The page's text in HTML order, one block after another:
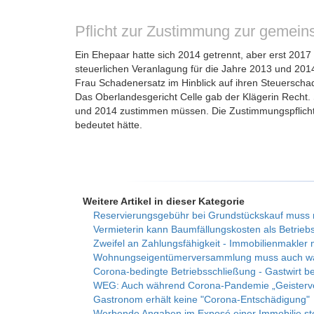
Pflicht zur Zustimmung zur
Ein Ehepaar hatte sich 2014 getrennt, aber erst
steuerlichen Veranlagung für die Jahre 2013 und
Frau Schadenersatz im Hinblick auf ihren
Das Oberlandesgericht Celle gab der Klägerin
und 2014 zustimmen müssen. Die
bedeutet hätte.
Weitere Artikel in dieser Kategorie
Reservierungsgebühr bei Grundstückskauf muss
Vermieterin kann Baumfällungskosten als
Zweifel an Zahlungsfähigkeit - Immobilienmakler
Wohnungseigentümerversammlung muss auch
Corona-bedingte Betriebsschließung - Gastwirt
WEG: Auch während Corona-Pandemie
Gastronom erhält keine "Corona-Entschädigung"